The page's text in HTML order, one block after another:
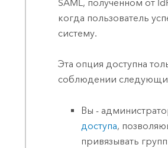
SAML, полученном от
когда пользователь
систему.
Эта опция доступна
соблюдении
Вы -
доступа,
привязывать